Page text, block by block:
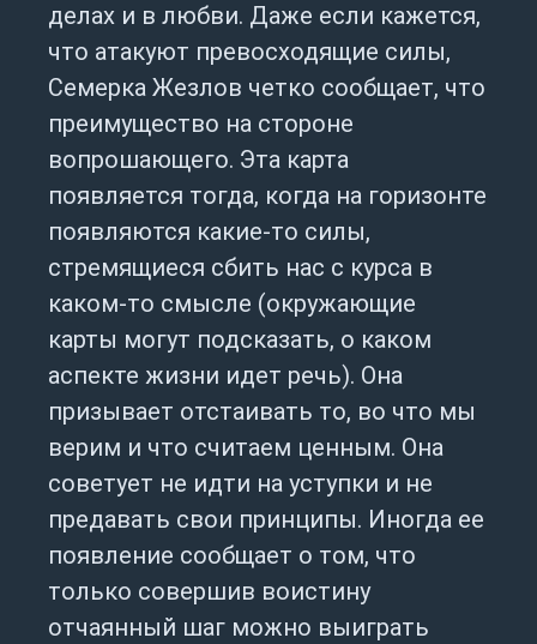
делах и в любви. Даже если кажется,
что атакуют превосходящие силы,
Семерка Жезлов четко сообщает, что
преимущество на стороне
вопрошающего. Эта карта
появляется тогда, когда на горизонте
появляются какие-то силы,
стремящиеся сбить нас с курса в
каком-то смысле (окружающие
карты могут подсказать, о каком
аспекте жизни идет речь). Она
призывает отстаивать то, во что мы
верим и что считаем ценным. Она
советует не идти на уступки и не
предавать свои принципы. Иногда ее
появление сообщает о том, что
только совершив воистину
отчаянный шаг можно выиграть